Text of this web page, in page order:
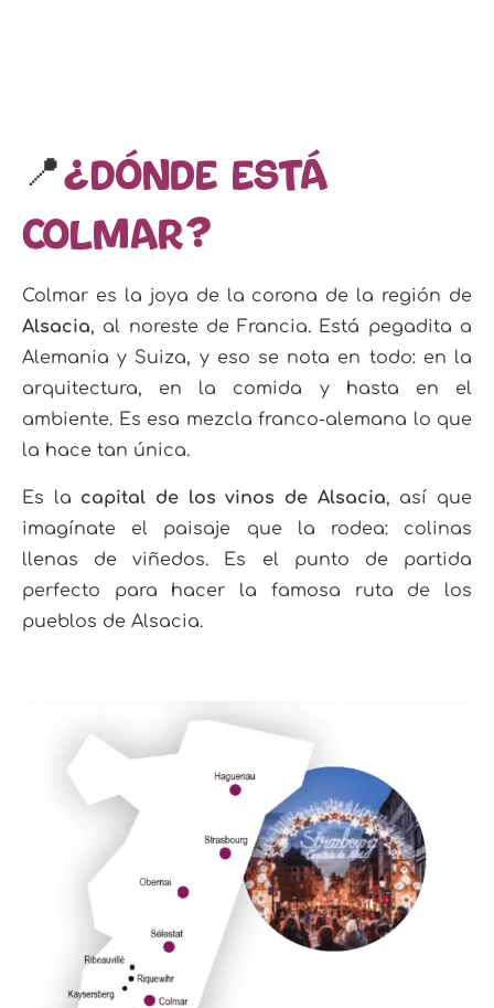
📍¿Dónde está
Colmar?
Colmar es la joya de la corona de la región de
Alsacia, al noreste de Francia. Está pegadita a
Alemania y Suiza, y eso se nota en todo: en la
arquitectura, en la comida y hasta en el
ambiente. Es esa mezcla franco-alemana lo que
la hace tan única.
Es la capital de los vinos de Alsacia, así que
imagínate el paisaje que la rodea: colinas
llenas de viñedos. Es el punto de partida
perfecto para hacer la famosa ruta de los
pueblos de Alsacia.